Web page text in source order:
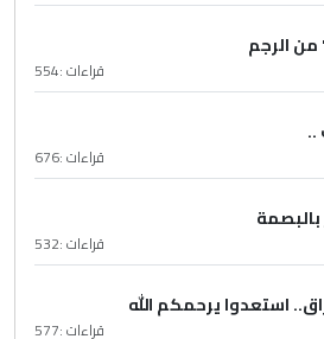
من الرجم
قراءات :554
..
قراءات :676
بالبصمة
قراءات :532
استعدوا يرحمكم الله
قراءات :577